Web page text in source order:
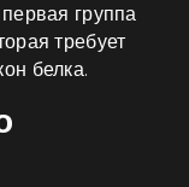
группа
требует
белка.